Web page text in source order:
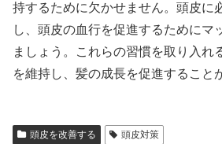
持するために欠かせません。頭皮に
し、頭皮の血行を促進するためにマ
ましょう。これらの習慣を取り入れ
を維持し、髪の成長を促進すること
頭皮を改善する 頭皮対策